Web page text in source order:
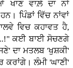
ਖਾਣ ਵਾਲ਼ੇ ਦਾ ਨਾਂ
ਪਿੰਡਾਂ ਵਿੱਚ ਨਾਂਵਾਂ
ਵਿਚ ਕਹਾਵਤ ਹੈ,
ਕਈ ਬਾਈ ਸੋਚਣਗੇ
ਦਾ ਮਤਲਬ 'ਖੁਸ਼ਕੀ'
ਕਰਾਂਗੇ। ਲੰਮੀ 'ਘਾਣੀ'